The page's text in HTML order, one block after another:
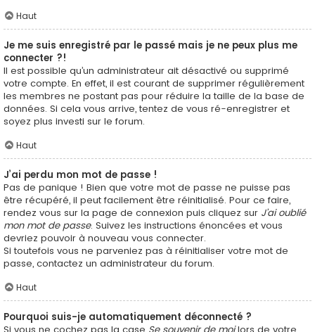
Haut
Je me suis enregistré par le passé mais je ne peux plus me
connecter ?!
Il est possible qu’un administrateur ait désactivé ou supprimé
votre compte. En effet, il est courant de supprimer régulièrement
les membres ne postant pas pour réduire la taille de la base de
données. Si cela vous arrive, tentez de vous ré-enregistrer et
soyez plus investi sur le forum.
Haut
J’ai perdu mon mot de passe !
Pas de panique ! Bien que votre mot de passe ne puisse pas
être récupéré, il peut facilement être réinitialisé. Pour ce faire,
rendez vous sur la page de connexion puis cliquez sur J’ai oublié
mon mot de passe. Suivez les instructions énoncées et vous
devriez pouvoir à nouveau vous connecter.
Si toutefois vous ne parveniez pas à réinitialiser votre mot de
passe, contactez un administrateur du forum.
Haut
Pourquoi suis-je automatiquement déconnecté ?